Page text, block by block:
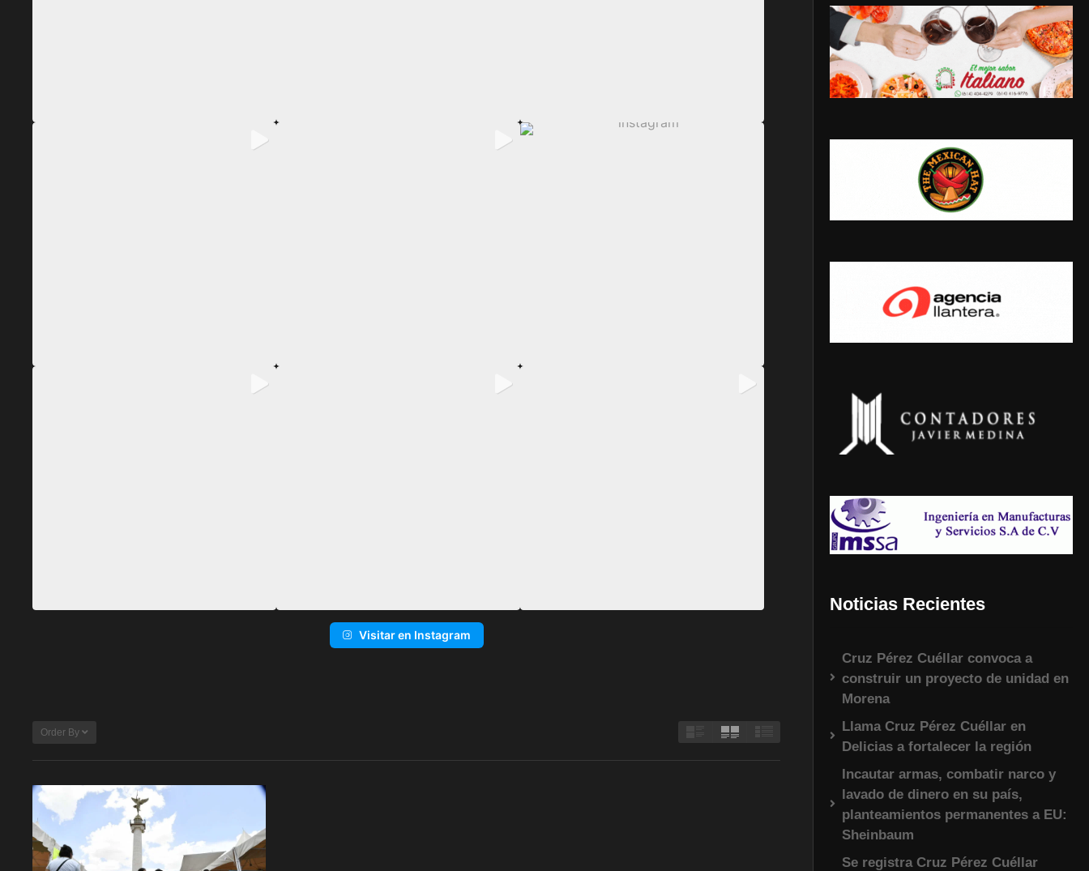
Visitar en Instagram
Order By
Noticias Recientes
Cruz Pérez Cuéllar convoca a
construir un proyecto de unidad en
Morena
Llama Cruz Pérez Cuéllar en
Delicias a fortalecer la región
Incautar armas, combatir narco y
lavado de dinero en su país,
planteamientos permanentes a EU:
Sheinbaum
Se registra Cruz Pérez Cuéllar